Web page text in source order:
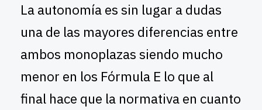
La autonomía es sin lugar a dudas
una de las mayores diferencias entre
ambos monoplazas siendo mucho
menor en los Fórmula E lo que al
final hace que la normativa en cuanto